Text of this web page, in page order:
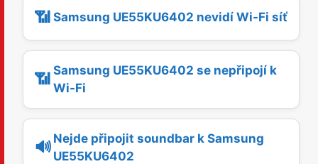
📶 Samsung UE55KU6402 nevidí Wi-Fi síť
📶 Samsung UE55KU6402 se nepřipojí k
Wi-Fi
🔊 Nejde připojit soundbar k Samsung
UE55KU6402